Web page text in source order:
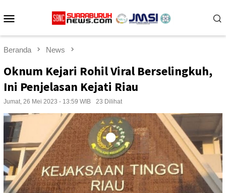
ke
Beranda News
Oknum Kejari Rohil Viral Berselingkuh,
Ini Penjelasan Kejati Riau
Jumat, 26 Mei 2023 - 13:59 WIB 23 Dilihat